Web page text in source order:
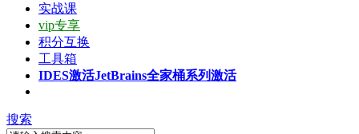
实战课
vip专享
积分互换
工具箱
IDES激活JetBrains全家桶系列激活
搜索